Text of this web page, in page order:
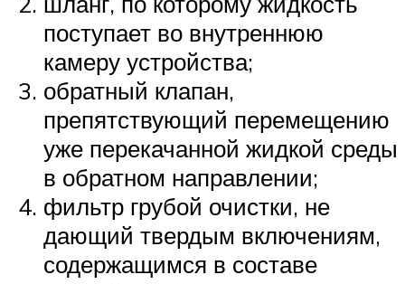
поступает во внутреннюю
камеру устройства;
обратный клапан,
препятствующий перемещению
уже перекачанной жидкой среды
в обратном направлении;
фильтр грубой очистки, не
дающий твердым включениям,
содержащимся в составе